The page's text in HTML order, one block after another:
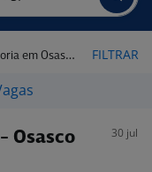
Osasco - SP FILTRAR
Osasco 30 jul